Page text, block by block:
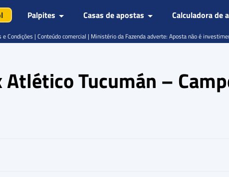
Palpites Casas de apostas Calculadora de
Tucumán –
Condições | Conteúdo comercial | Ministério da Fazenda adverte: Aposta não é